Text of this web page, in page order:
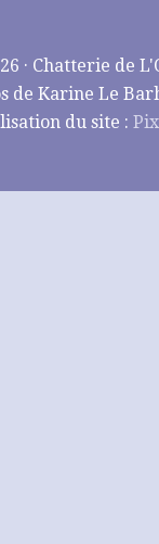
· Chatterie de
de Karine Le
du site :